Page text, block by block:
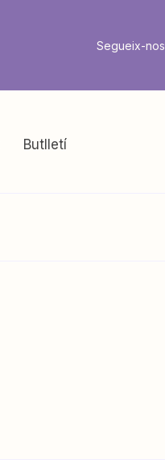
Segueix-nos
Butlletí